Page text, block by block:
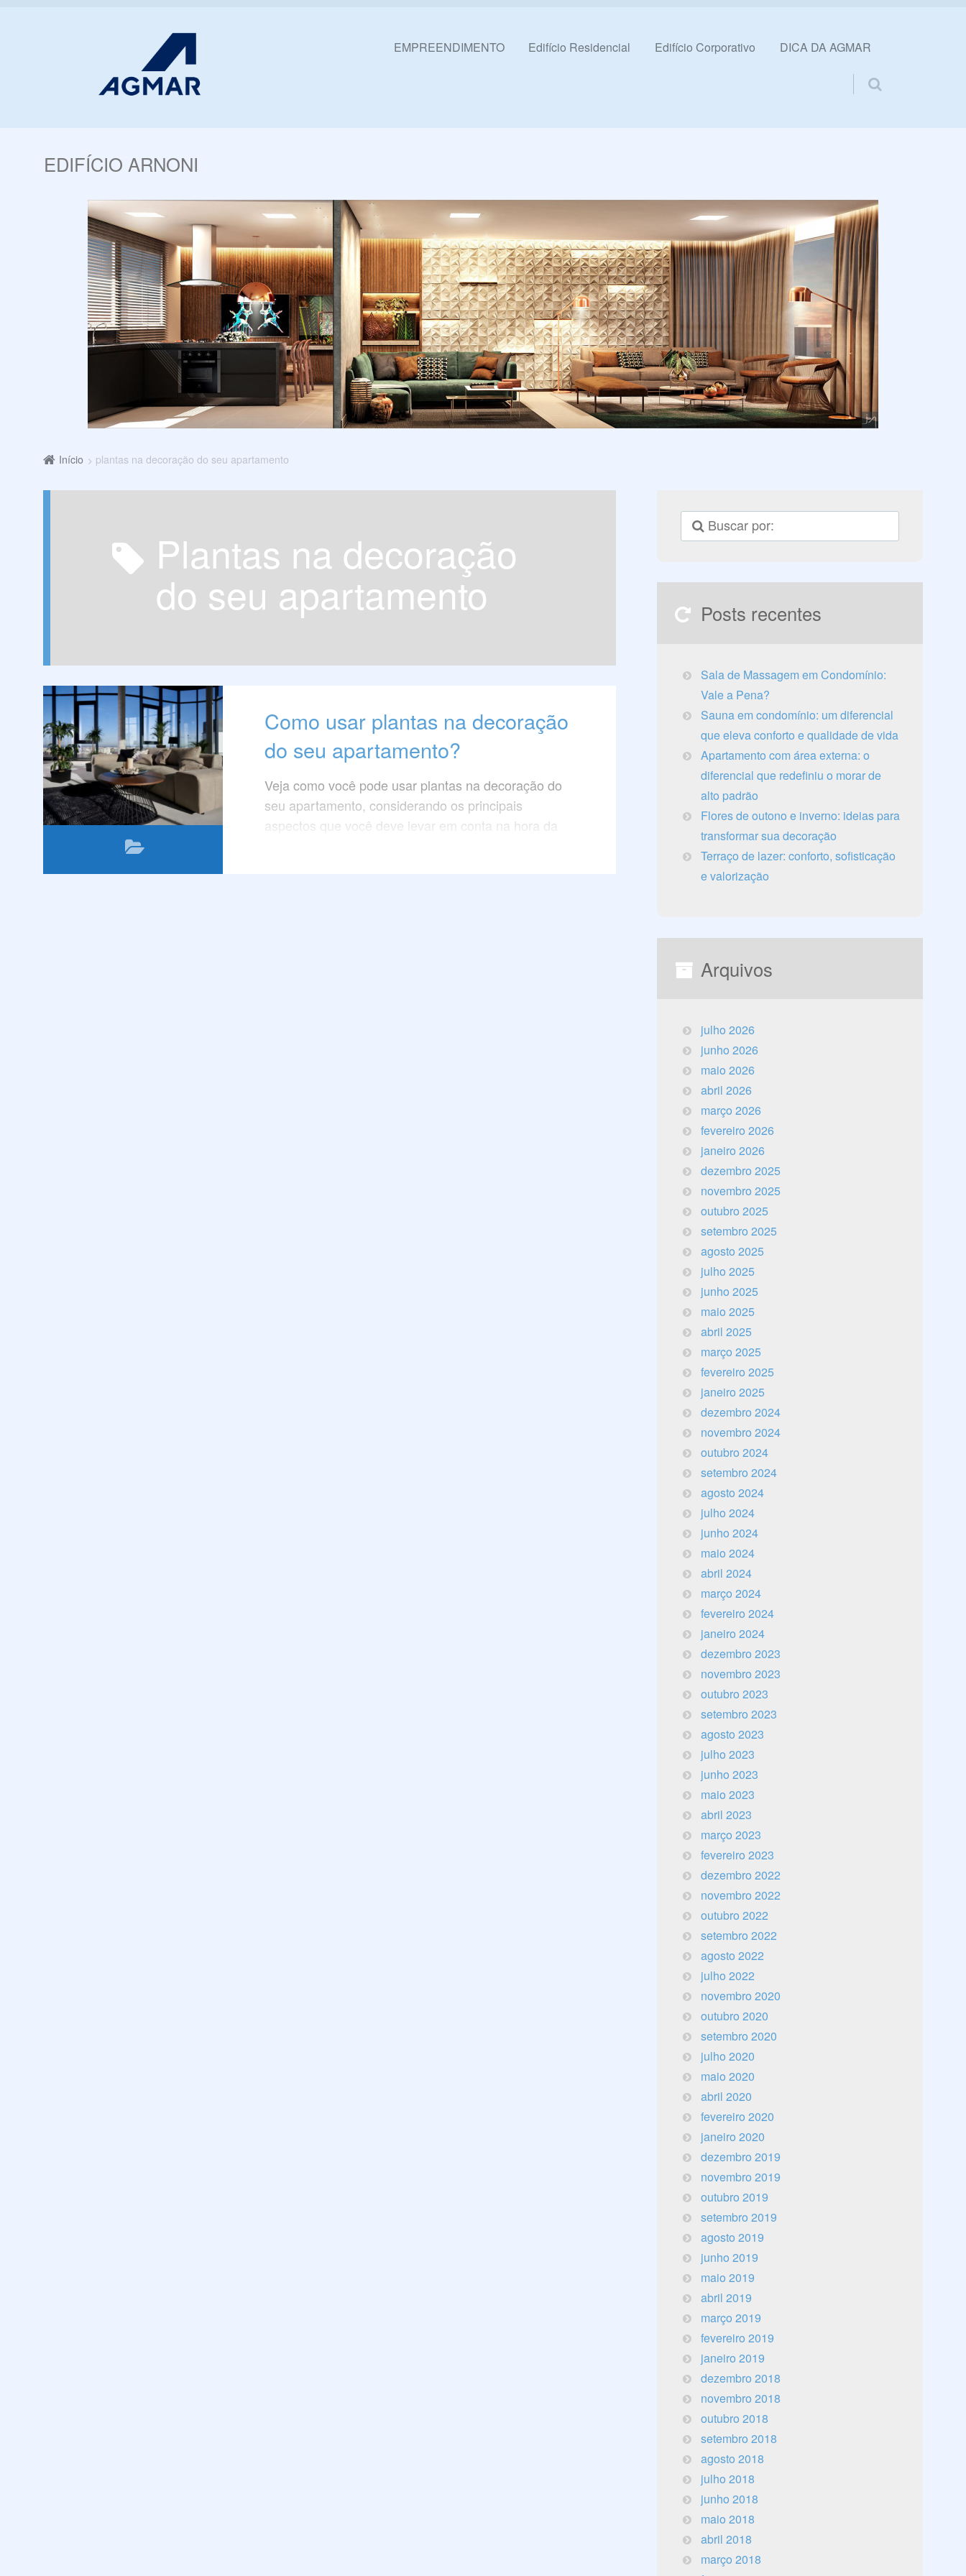
Pular para o conteúdo
EMPREENDIMENTO Edifício Residencial Edifício Corporativo DICA DA AGMAR
EDIFÍCIO ARNONI
Início plantas na decoração do seu apartamento
plantas na decoração
do seu apartamento
Como usar plantas na decoração
do seu apartamento?
Veja como você pode usar plantas na decoração do
seu apartamento, considerando os principais
aspectos que você deve levar em conta na hora da
Posts recentes
Sala de Massagem em Condomínio:
Vale a Pena?
Sauna em condomínio: um diferencial
que eleva conforto e qualidade de vida
Apartamento com área externa: o
diferencial que redefiniu o morar de
alto padrão
Flores de outono e inverno: ideias para
transformar sua decoração
Terraço de lazer: conforto, sofisticação
e valorização
Arquivos
julho 2026
junho 2026
maio 2026
abril 2026
março 2026
fevereiro 2026
janeiro 2026
dezembro 2025
novembro 2025
outubro 2025
setembro 2025
agosto 2025
julho 2025
junho 2025
maio 2025
abril 2025
março 2025
fevereiro 2025
janeiro 2025
dezembro 2024
novembro 2024
outubro 2024
setembro 2024
agosto 2024
julho 2024
junho 2024
maio 2024
abril 2024
março 2024
fevereiro 2024
janeiro 2024
dezembro 2023
novembro 2023
outubro 2023
setembro 2023
agosto 2023
julho 2023
junho 2023
maio 2023
abril 2023
março 2023
fevereiro 2023
dezembro 2022
novembro 2022
outubro 2022
setembro 2022
agosto 2022
julho 2022
novembro 2020
outubro 2020
setembro 2020
julho 2020
maio 2020
abril 2020
fevereiro 2020
janeiro 2020
dezembro 2019
novembro 2019
outubro 2019
setembro 2019
agosto 2019
junho 2019
maio 2019
abril 2019
março 2019
fevereiro 2019
janeiro 2019
dezembro 2018
novembro 2018
outubro 2018
setembro 2018
agosto 2018
julho 2018
junho 2018
maio 2018
abril 2018
março 2018